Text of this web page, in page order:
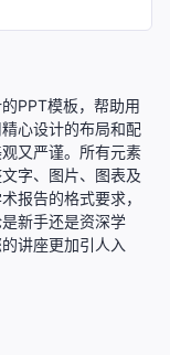
PPT模板，帮助用
心设计的布局和配
又严谨。所有元素
字、图片、图表及
报告的格式要求，
新手还是资深学
讲座更加引人入